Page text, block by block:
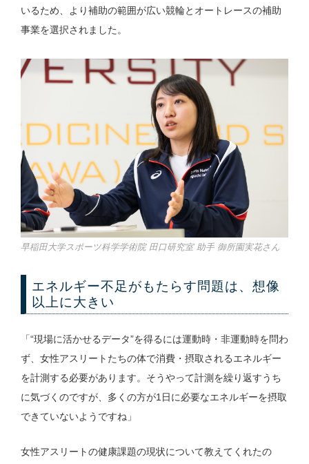
いるため、より補助の範囲が広い競輪とオートレースの補助
事業を選択されました。
早稲田大学スポーツ科学学術院 田口研究室 助手 御所園実花さん
エネルギー不足がもたらす問題は、想像
以上に大きい
「“現場に活かせるデータ”を得るには運動時・非運動時を問わ
ず、女性アスリートたちの体で消費・摂取されるエネルギー
を計測する必要があります。そうやって計測を繰り返すうち
に気づくのですが、多くの方が1日に必要なエネルギーを摂取
できていないようですね」
女性アスリートの健康課題の現状について教えてくれたの